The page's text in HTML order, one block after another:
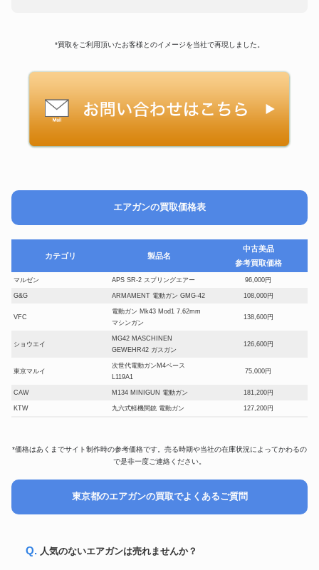
*買取をご利用頂いたお客様とのイメージを当社で再現しました。
エアガンの買取価格表
カテゴリ 製品名
中古美品
参考買取価格
マルゼン APS SR-2 スプリングエアー 96,000円
G&G ARMAMENT 電動ガン GMG-42 108,000円
VFC
電動ガン Mk43 Mod1 7.62mm
マシンガン
138,600円
ショウエイ
MG42 MASCHINEN
GEWEHR42 ガスガン
126,600円
東京マルイ
次世代電動ガンM4ベース
L119A1
75,000円
CAW M134 MINIGUN 電動ガン 181,200円
KTW 九六式軽機関銃 電動ガン 127,200円
CLASSIC ARMY M134-A2 VULCAN MINIGUN 87,600円
カスタム 純正メカボックス
78,000円
HUDSON JERICHO 941 79,200円
STI EAGLE 5.5 2011シリーズ
*価格はあくまでサイト制作時の参考価格です。売る時期や当社の在庫状況によってかわるの
で是非一度ご連絡ください。
東京都のエアガンの買取でよくあるご質問
Q. 人気のないエアガンは売れませんか？